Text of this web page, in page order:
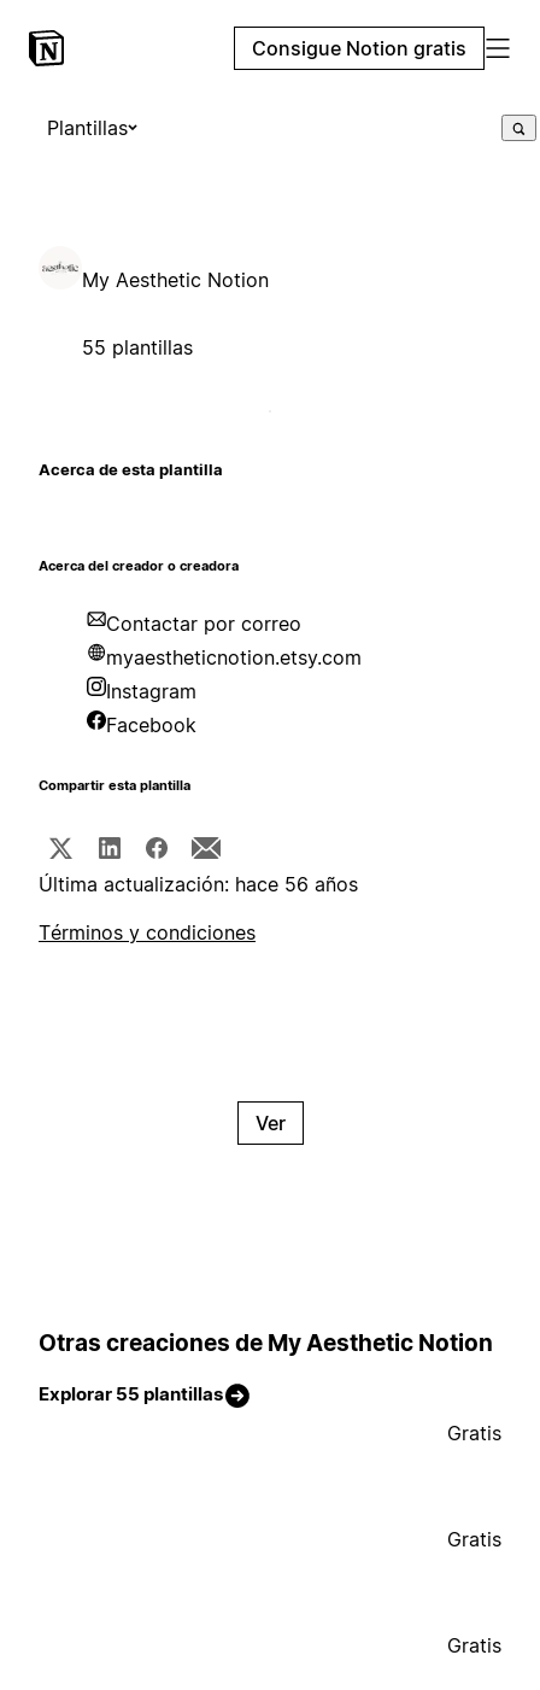
Consigue Notion gratis
Plantillas
My Aesthetic Notion
55 plantillas
Acerca de esta plantilla
Acerca del creador o creadora
Contactar por correo
myaestheticnotion.etsy.com
Instagram
Facebook
Compartir esta plantilla
Última actualización: hace 56 años
Términos y condiciones
Ver
Otras creaciones de My Aesthetic Notion
Explorar 55 plantillas
Gratis
Gratis
Gratis